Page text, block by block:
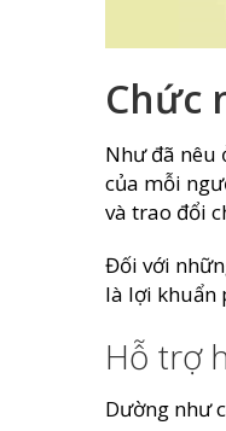
Chức
Như đã nêu
của mỗi
và trao đổi
Đối với
là lợi khuẩn
Hỗ trợ
Dường như